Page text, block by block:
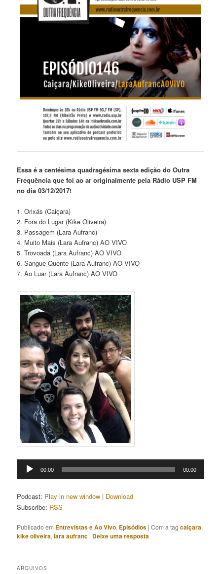
Essa é a centésima quadragésima sexta edição do Outra
Frequência que foi ao ar originalmente pela Rádio USP FM
no dia 03/12/2017!
1. Orixás (Caiçara)
2. Fora do Lugar (Kike Oliveira)
3. Passagem (Lara Aufranc)
4. Muito Mais (Lara Aufranc) AO VIVO
5. Trovoada (Lara Aufranc) AO VIVO
6. Sangue Quente (Lara Aufranc) AO VIVO
7. Ao Luar (Lara Aufranc) AO VIVO
Tocador
00:00 00:00
Podcast: Play in new window | Download
Subscribe: RSS
Publicado em Entrevistas e Ao Vivo, Episódios |Com a tagcaiçara,
kike oliveira,lara aufranc | Deixe uma resposta
ARQUIVOS